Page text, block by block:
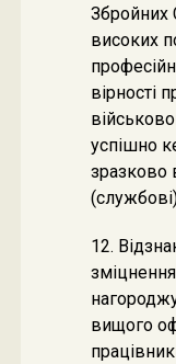
Збройних
високих
вірності
успішно
зразково
12.
вищого